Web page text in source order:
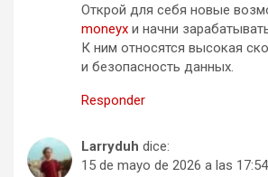
Открой для себя новые
moneyx и начни
К ним относятся высокая
и безопасность данных.
Responder
Larryduh dice:
15 de mayo de 2026 a las 17:54